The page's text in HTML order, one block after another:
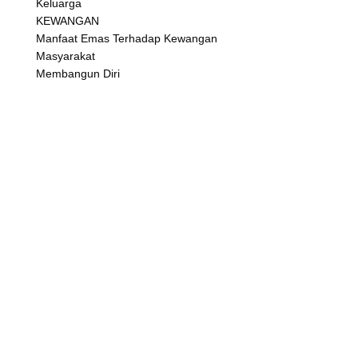
Keluarga
KEWANGAN
Manfaat Emas Terhadap Kewangan
Masyarakat
Membangun Diri